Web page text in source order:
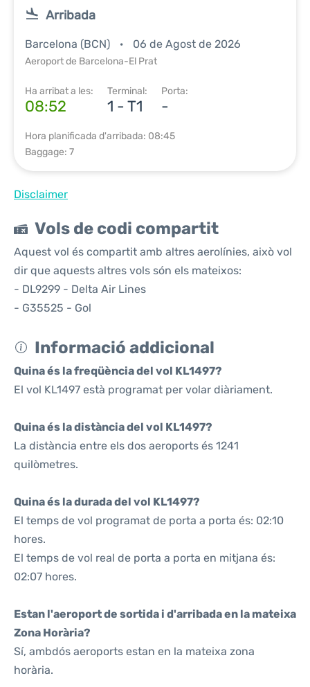
Arribada
Barcelona (BCN) 06 de Agost de 2026
Aeroport de Barcelona-El Prat
Ha arribat a les:
08:52
Terminal:
1 - T1
Porta:
-
Hora planificada d'arribada: 08:45
Baggage: 7
Disclaimer
Vols de codi compartit
Aquest vol és compartit amb altres aerolínies, això vol
dir que aquests altres vols són els mateixos:
- DL9299 - Delta Air Lines
- G35525 - Gol
Informació addicional
Quina és la freqüència del vol KL1497?
El vol KL1497 està programat per volar diàriament.
Quina és la distància del vol KL1497?
La distància entre els dos aeroports és 1241
quilòmetres.
Quina és la durada del vol KL1497?
El temps de vol programat de porta a porta és: 02:10
hores.
El temps de vol real de porta a porta en mitjana és:
02:07 hores.
Estan l'aeroport de sortida i d'arribada en la mateixa
Zona Horària?
Sí, ambdós aeroports estan en la mateixa zona
horària.